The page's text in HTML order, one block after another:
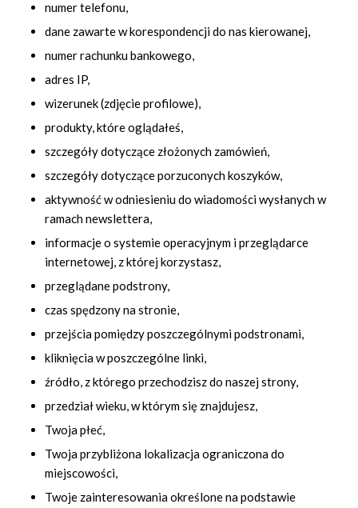
numer telefonu,
dane zawarte w korespondencji do nas kierowanej,
numer rachunku bankowego,
adres IP,
wizerunek (zdjęcie profilowe),
produkty, które oglądałeś,
szczegóły dotyczące złożonych zamówień,
szczegóły dotyczące porzuconych koszyków,
aktywność w odniesieniu do wiadomości wysłanych w
ramach newslettera,
informacje o systemie operacyjnym i przeglądarce
internetowej, z której korzystasz,
przeglądane podstrony,
czas spędzony na stronie,
przejścia pomiędzy poszczególnymi podstronami,
kliknięcia w poszczególne linki,
źródło, z którego przechodzisz do naszej strony,
przedział wieku, w którym się znajdujesz,
Twoja płeć,
Twoja przybliżona lokalizacja ograniczona do
miejscowości,
Twoje zainteresowania określone na podstawie